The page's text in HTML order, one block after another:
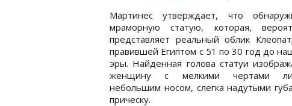
Мартинес утверждает, что
мраморную статую, которая,
представляет реальный облик
правившей Египтом с 51 по 30 год до
эры. Найденная голова статуи
женщину с мелкими чертами
небольшим носом, слегка надутыми
прическу.